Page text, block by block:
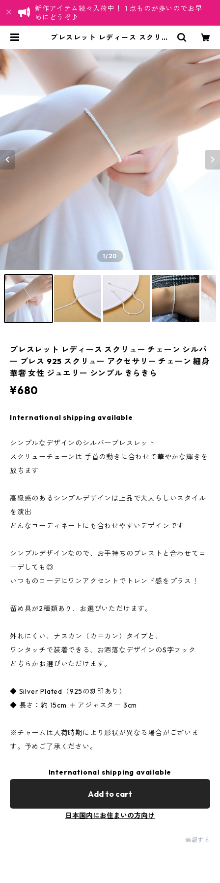
新作アイテム続々入荷中！１点ものが多いのでお早
めにどうぞ♪
ブレスレット レディース スクリュ
クリュー アクセサリー チェーン 細
身 華奢 女性 ジュエリー シンプル き
らきら | ちゅらネット「にふぇーで
ーびる」
1/20
ブレスレット レディース スクリュー チェーン シルバ
ー ブレス 925 スクリュー アクセサリー チェーン 細身
華奢 女性 ジュエリー シンプル きらきら
¥680
International shipping available
シンプルなデザインのシルバーブレスレット
スクリューチェーンは 手首の動きに合わせて華やかな輝きを
放ちます
高級感のあるシンプルデザインは上品で大人らしいスタイル
を演出
どんなコーディネートにも合わせやすいデザインです
シンプルデザインなので、お手持ちのブレストと合わせてコ
ーデしても◎
いつものコーデにワンアクセントでトレンド感をプラス！
留め具が2種類あり、お選びいただけます。
外れにくい、ナスカン（カニカン）タイプと、
ワンタッチで装着できる、お洒落なデザインのS字フック
どちらかお選びいただけます。
◆ Silver Plated（925の刻印あり）
◆ 長さ：約 15cm ＋ アジャスター 3cm
※チャームは入荷時期により形状が異なる場合がございま
す。予めご了承ください。
International shipping available
Add to cart
日本国内にお住まいの方向け
通報する